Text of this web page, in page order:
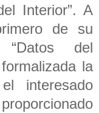
Interior”. A
de su
del
la
interesado